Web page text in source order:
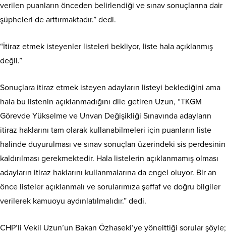
verilen puanların önceden belirlendiği ve sınav sonuçlarına dair
şüpheleri de arttırmaktadır.” dedi.
“İtiraz etmek isteyenler listeleri bekliyor, liste hala açıklanmış
değil.”
Sonuçlara itiraz etmek isteyen adayların listeyi beklediğini ama
hala bu listenin açıklanmadığını dile getiren Uzun, “TKGM
Görevde Yükselme ve Unvan Değişikliği Sınavında adayların
itiraz haklarını tam olarak kullanabilmeleri için puanların liste
halinde duyurulması ve sınav sonuçları üzerindeki sis perdesinin
kaldırılması gerekmektedir. Hala listelerin açıklanmamış olması
adayların itiraz haklarını kullanmalarına da engel oluyor. Bir an
önce listeler açıklanmalı ve sorularımıza şeffaf ve doğru bilgiler
verilerek kamuoyu aydınlatılmalıdır.” dedi.
CHP’li Vekil Uzun’un Bakan Özhaseki’ye yönelttiği sorular şöyle;